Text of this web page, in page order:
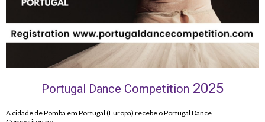
Portugal Dance Competition 2025
A cidade de Pomba em Portugal (Europa) recebe o Portugal Dance